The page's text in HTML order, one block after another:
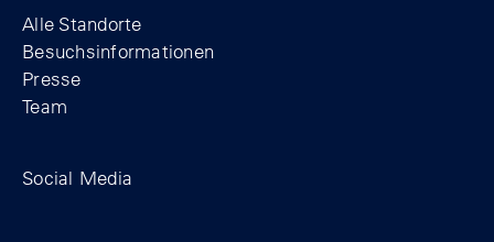
Alle Standorte
Besuchsinformationen
Presse
Team
Social Media